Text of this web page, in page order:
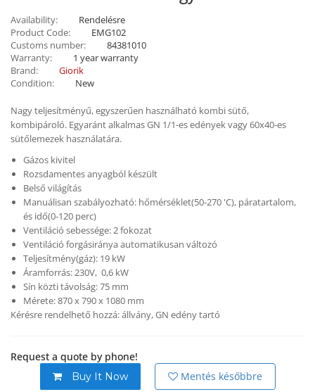
Availability:
Rendelésre
Product Code:
EMG102
Customs number:
84381010
Warranty:
1 year warranty
Brand:
Giorik
Condition:
New
Nagy teljesítményű, egyszerűen használható kombi sütő,
kombipároló. Egyaránt alkalmas GN 1/1-es edények vagy 60x40-es
sütőlemezek használatára.
Gázos kivitel
Rozsdamentes anyagból készült
Belső világítás
Manuálisan szabályozható: hőmérséklet(50-270 'C), páratartalom,
és idő(0-120 perc)
Ventiláció sebessége: 2 fokozat
Ventiláció forgásiránya automatikusan változó
Teljesítmény(gáz): 19 kW
Áramforrás: 230V, 0,6 kW
Sín közti távolság: 75 mm
Mérete: 870 x 790 x 1080 mm
Kérésre rendelhető hozzá: állvány, GN edény tartó
Request a quote by phone!
Buy It Now Mentés későbbre